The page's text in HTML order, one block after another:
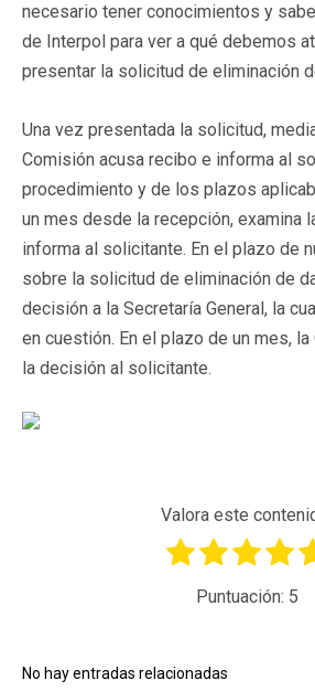
necesario tener conocimientos y
de Interpol para ver a qué debemos
presentar la solicitud de eliminación
Una vez presentada la solicitud,
Comisión acusa recibo e informa al
procedimiento y de los plazos
un mes desde la recepción, examina
informa al solicitante. En el plazo de
sobre la solicitud de eliminación de
decisión a la Secretaría General, la
en cuestión. En el plazo de un mes,
la decisión al solicitante.
Valora este
Puntuación: 5
No hay entradas relacionadas